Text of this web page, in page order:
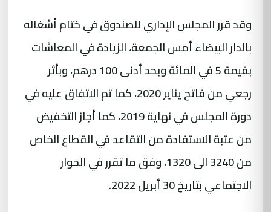
وقد قرر المجلس الإداري للصندوق في ختام أشغاله
بالدار البيضاء أمس الجمعة، الزيادة في المعاشات
بقيمة 5 في المائة وبحد أدنى 100 درهم، وبأثر
رجعي من فاتح يناير 2020، كما تم الاتفاق عليه في
دورة المجلس في نهاية 2019، كما أجاز التخفيض
من عتبة الاستفادة من التقاعد في القطاع الخاص
من 3240 الى 1320، وفق ما تقرر في الحوار
الاجتماعي بتاريخ 30 أبريل 2022.